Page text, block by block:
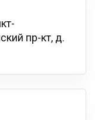
пр-кт, д.